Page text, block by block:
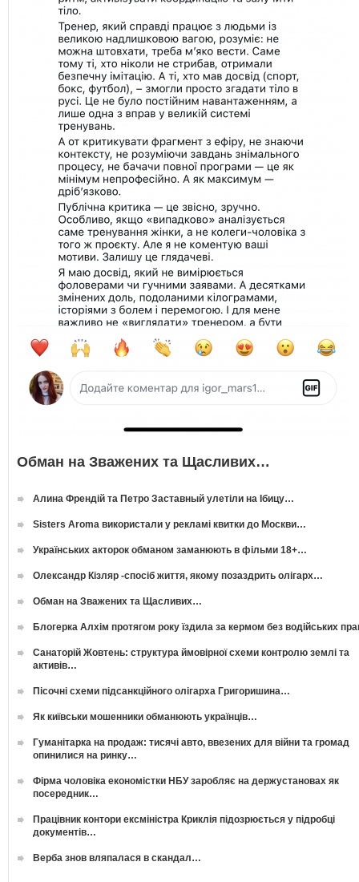
Обман на Зважених та Щасливих…
Алина Френдій та Петро Заставный улетіли на Ібицу…
Sisters Aroma використали у рекламі квитки до Москви…
Українських акторок обманом заманюють в фільми 18+…
Олександр Кізляр -спосіб життя, якому позаздрить олігарх…
Обман на Зважених та Щасливих…
Блогерка Алхім протягом року їздила за кермом без водійських
Санаторій Жовтень: структура ймовірної схеми контролю землі та
активів…
Пісочні схеми підсанкційного олігарха Григоришина…
Як київськи мошенники обманюють українців…
Гуманітарка на продаж: тисячі авто, ввезених для війни та громад
опинилися на ринку…
Фірма чоловіка економістки НБУ заробляє на держустановах як
посередник…
Працівник контори ексміністра Криклія підозрюється у підробці
документів…
Верба знов вляпалася в скандал…